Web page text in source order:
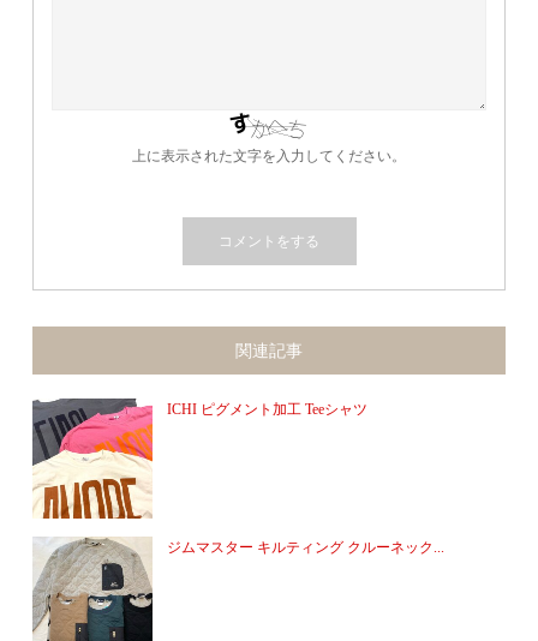
上に表示された文字を入力してください。
関連記事
ICHI ピグメント加工 Teeシャツ
ジムマスター キルティング クルーネック...